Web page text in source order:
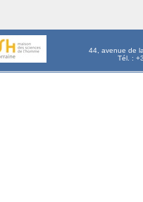
44, avenue de
Tél. :